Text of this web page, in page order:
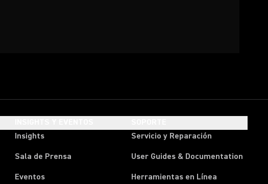
Insights
Sala de Prensa
Eventos
Servicio y Reparación
User Guides & Documentation
Herramientas en Línea